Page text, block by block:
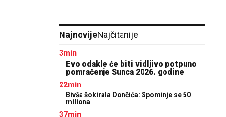
NajnovijeNajčitanije
3min
Evo odakle će biti vidljivo potpuno
pomračenje Sunca 2026. godine
22min
Bivša šokirala Dončića: Spominje se 50
miliona
37min